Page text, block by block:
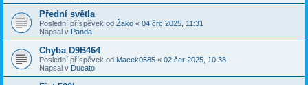
Přední světla
Poslední příspěvek od Žako « 04 črc 2025, 11:31
Napsal v Panda
Chyba D9B464
Poslední příspěvek od Macek0585 « 02 čer 2025, 10:38
Napsal v Ducato